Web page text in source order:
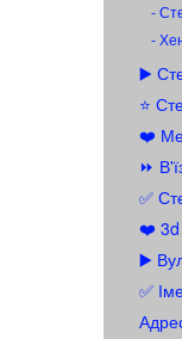
-
-
▶️
⭐
❤️
⏩
✅
❤️ 3d
▶️
✅